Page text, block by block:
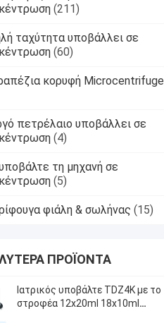
(211)
ταχύτητα υποβάλλει σε
(60)
κορυφή Microcentrifuge
πετρέλαιο υποβάλλει σε
(4)
τη μηχανή σε
(5)
φιάλη & σωλήνας (15)
ΠΡΟΪΌΝΤΑ
Ιατρικός υποβάλτε TDZ4K με το
στροφέα 12x20ml 18x10ml